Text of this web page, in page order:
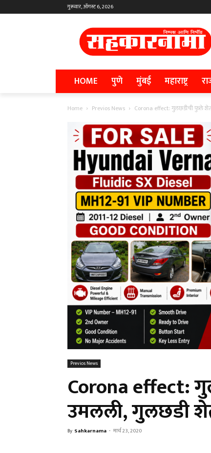
गुरूवार, ऑगस्ट 6, 2026
HOME पुणे मुंबई महाराष्ट्र
Home Previos News Corona effect: गुलछडीची फुले
Previos News
Corona effect:
उमलली, गुलछडी
By Sahkarnama - मार्च 23, 2020